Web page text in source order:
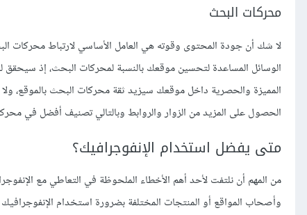
محركات البحث
لا شك أن جودة المحتوى وقوته هي العامل الأساسي لارتباط
الوسائل المساعدة لتحسين موقعك بالنسبة لمحركات البحث، إذ سيحقق
المميزة والحصرية داخل موقعك سيزيد ثقة محركات البحث بالموقع،
الحصول على المزيد من الزوار والروابط وبالتالي تصنيف أفضل في
متى يفضل استخدام الإنفوجرافيك؟
من المهم أن نلتفت لأحد أهم الأخطاء الملحوظة في التعاطي مع
وأصحاب المواقع أو المنتجات المختلفة بضرورة استخدام الإنفوجرافيك